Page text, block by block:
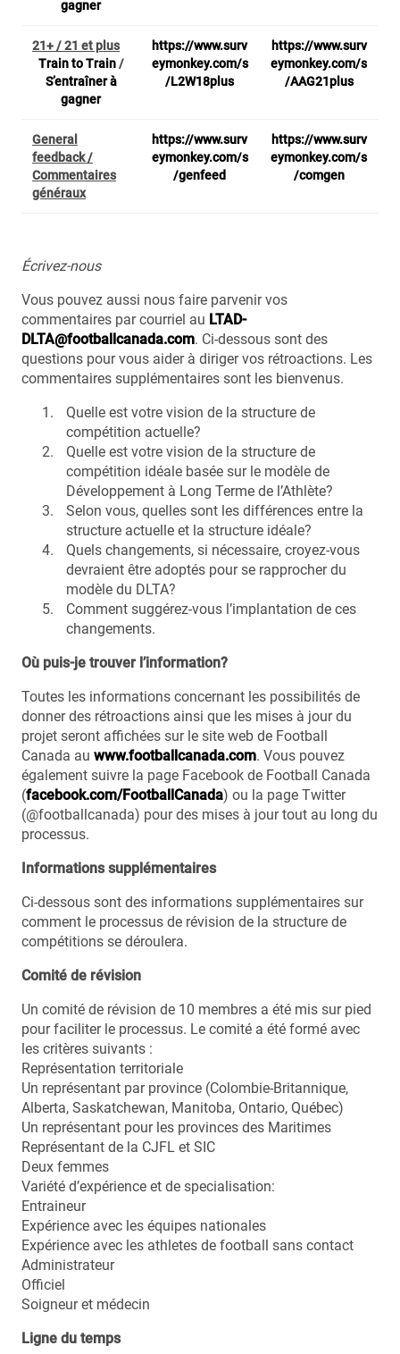
gagner
21+ / 21 et plus
Train to Train/
S’entraîner à
gagner
https://www.surv
eymonkey.com/s
/L2W18plus
https://www.surv
eymonkey.com/s
/AAG21plus
General
feedback /
Commentaires
généraux
https://www.surv
eymonkey.com/s
/genfeed
https://www.surv
eymonkey.com/s
/comgen
Écrivez-nous
Vous pouvez aussi nous faire parvenir vos
commentaires par courriel au LTAD-
DLTA@footballcanada.com. Ci-dessous sont des
questions pour vous aider à diriger vos rétroactions. Les
commentaires supplémentaires sont les bienvenus.
Quelle est votre vision de la structure de
compétition actuelle?
Quelle est votre vision de la structure de
compétition idéale basée sur le modèle de
Développement à Long Terme de l’Athlète?
Selon vous, quelles sont les différences entre la
structure actuelle et la structure idéale?
Quels changements, si nécessaire, croyez-vous
devraient être adoptés pour se rapprocher du
modèle du DLTA?
Comment suggérez-vous l’implantation de ces
changements.
Où puis-je trouver l’information?
Toutes les informations concernant les possibilités de
donner des rétroactions ainsi que les mises à jour du
projet seront affichées sur le site web de Football
Canada au www.footballcanada.com. Vous pouvez
également suivre la page Facebook de Football Canada
(facebook.com/FootballCanada) ou la page Twitter
(@footballcanada) pour des mises à jour tout au long du
processus.
Informations supplémentaires
Ci-dessous sont des informations supplémentaires sur
comment le processus de révision de la structure de
compétitions se déroulera.
Comité de révision
Un comité de révision de 10 membres a été mis sur pied
pour faciliter le processus. Le comité a été formé avec
les critères suivants :
Représentation territoriale
Un représentant par province (Colombie-Britannique,
Alberta, Saskatchewan, Manitoba, Ontario, Québec)
Un représentant pour les provinces des Maritimes
Représentant de la CJFL et SIC
Deux femmes
Variété d’expérience et de specialisation:
Entraineur
Expérience avec les équipes nationales
Expérience avec les athletes de football sans contact
Administrateur
Officiel
Soigneur et médecin
Ligne du temps